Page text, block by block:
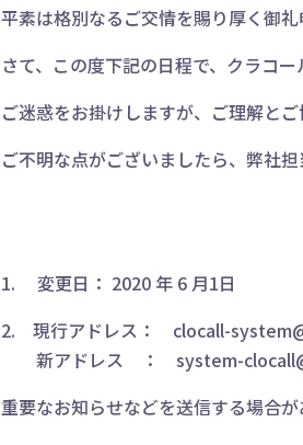
平素は格別なるご交情を賜り厚く御礼
さて、この度下記の日程で、クラコ
ご迷惑をお掛けしますが、ご理解と
ご不明な点がございましたら、弊社
1. 変更日： 2020 年 6 月1日
2. 現行アドレス： clocall-
新アドレス ： system-
重要なお知らせなどを送信する場合